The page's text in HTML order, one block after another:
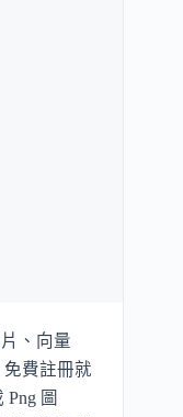
、向量
費註冊就
圖